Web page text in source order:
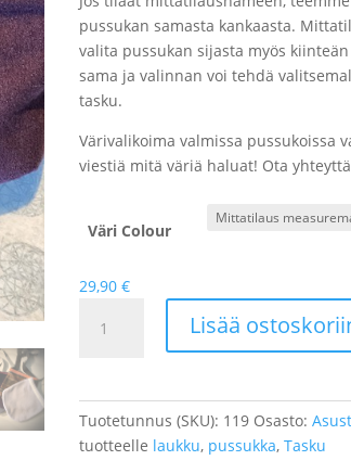
pussukan samasta kankaasta.
valita pussukan sijasta myös
sama ja valinnan voi tehdä
tasku.
Värivalikoima valmissa pussukoissa
viestiä mitä väriä haluat! Ota
Väri Colour
29,90€
määrä
Lisää
Tuotetunnus (SKU): 119 Osasto:
tuotteelle laukku, pussukka,Tasku